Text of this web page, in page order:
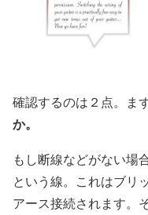
確認するのは２点。ま
か。
もし断線などがない場
という線。これはブリ
アース接続されます。